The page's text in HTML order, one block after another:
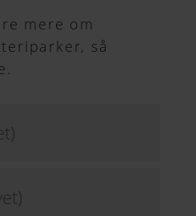
mere om
så